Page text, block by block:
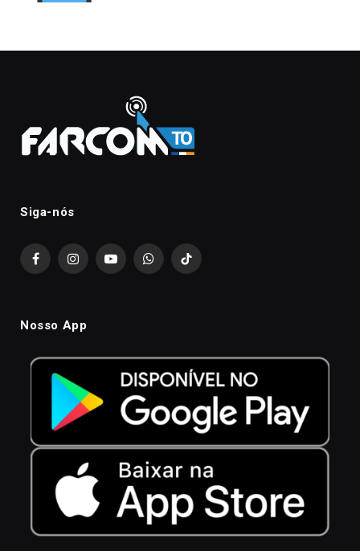
Siga-nós
FacebookInstagramYouTubeWhatsAppTikTok
Nosso App